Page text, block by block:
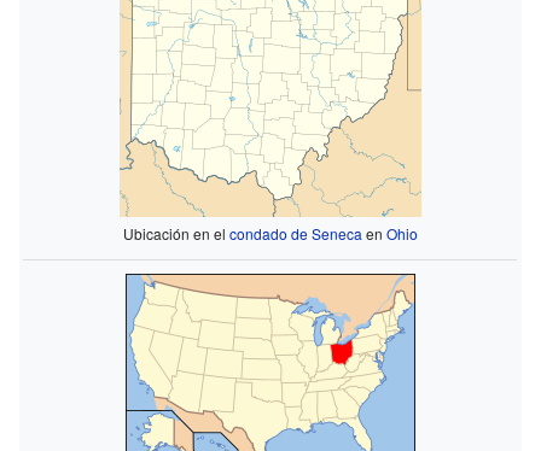
Ubicación en el condado de Seneca en Ohio